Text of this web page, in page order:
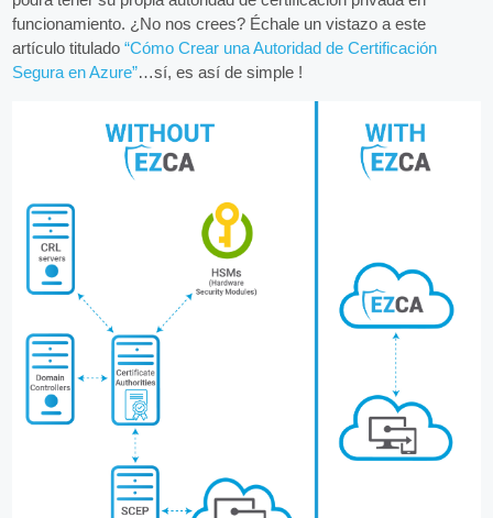
funcionamiento. ¿No nos crees? Échale un vistazo a este
artículo titulado“Cómo Crear una Autoridad de Certificación
Segura en Azure”…sí, es así de simple !